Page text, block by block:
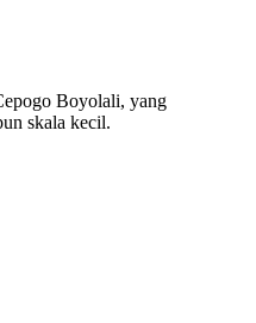
Boyolali, yang
skala kecil.